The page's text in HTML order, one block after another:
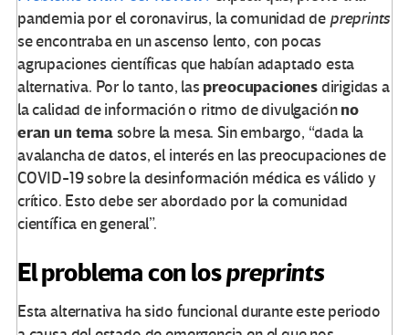
pandemia por el coronavirus, la comunidad de preprints
se encontraba en un ascenso lento, con pocas
agrupaciones científicas que habían adaptado esta
alternativa. Por lo tanto, las preocupacionesdirigidas a
la calidad de información o ritmo de divulgaciónno
eran un temasobre la mesa. Sin embargo, “dada la
avalancha de datos, el interés en las preocupaciones de
COVID-19 sobre la desinformación médica es válido y
crítico. Esto debe ser abordado por la comunidad
científica en general”.
El problema con lospreprints
Esta alternativa ha sido funcional durante este periodo